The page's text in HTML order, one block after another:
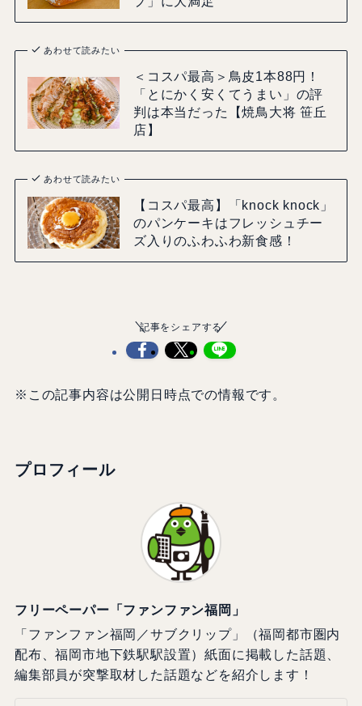
あわせて読みたい
＜コスパ最高＞鳥皮1本88円！
「とにかく安くてうまい」の評
判は本当だった【焼鳥大将 笹丘
店】
あわせて読みたい
【コスパ最高】「knock knock」
のパンケーキはフレッシュチー
ズ入りのふわふわ新食感！
記事をシェアする
※この記事内容は公開日時点での情報です。
プロフィール
フリーペーパー「ファンファン福岡」
「ファンファン福岡／サブクリップ」（福岡都市圏内
配布、福岡市地下鉄駅駅設置）紙面に掲載した話題、
編集部員が突撃取材した話題などを紹介します！